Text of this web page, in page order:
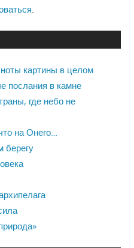
картины в целом
послания в камне
где небо не
на Онего…
берегу